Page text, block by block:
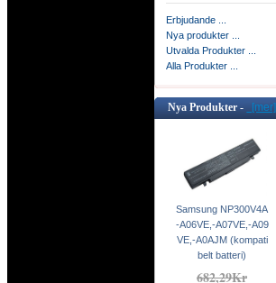
Erbjudande ...
Nya produkter ...
Utvalda Produkter ...
Alla Produkter ...
Nya Produkter - [mer]
Samsung NP300V4A
-A06VE,-A07VE,-A09
VE,-A0AJM (kompati
belt batteri)
682,29Kr